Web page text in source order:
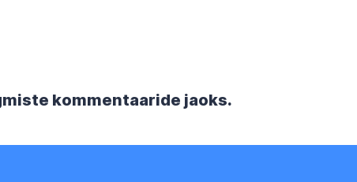
kommentaaride jaoks.